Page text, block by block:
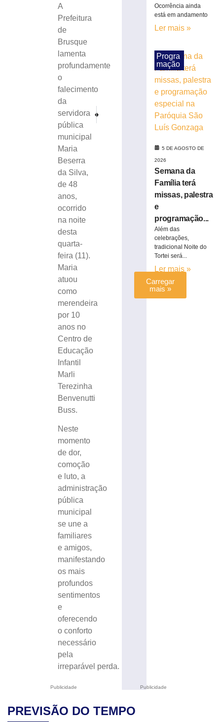
Publicidade
A
Prefeitura
de
Brusque
lamenta
profundamente
o
falecimento
da
servidora
pública
municipal
Maria
Beserra
da Silva,
de 48
anos,
ocorrido
na noite
desta
quarta-
feira (11).
Maria
atuou
como
merendeira
por 10
anos no
Centro de
Educação
Infantil
Marli
Terezinha
Benvenutti
Buss.
Neste
momento
de dor,
comoção
e luto, a
administração
pública
municipal
se une a
familiares
e amigos,
manifestando
os mais
profundos
sentimentos
e
oferecendo
o conforto
necessário
pela
irreparável perda.
Motorista sofre mal súbito, perde o controle e
PRÓXIMO
Tempo de Advento é destaque no Colégio Cônsul
público
Prefeitura
Brusque
encerra
inscrições
Carregar
mais »
Publicidade
Ocorrência ainda
está em andamento
Ler mais »
Progra
mação
5 DE AGOSTO DE
2026
Semana da
Família terá
missas, palestra
e
programação...
Além das
celebrações,
tradicional Noite do
Tortei será...
Ler mais »
PREVISÃO DO TEMPO